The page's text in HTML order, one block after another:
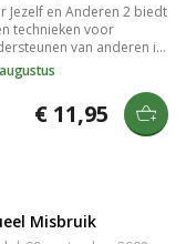
Jezelf en Anderen 2 biedt
technieken voor
van anderen in
Het boek leert je om
aan te pakken,
gids voor iedereen
en innerlijke
€ 11,95
Misbruik